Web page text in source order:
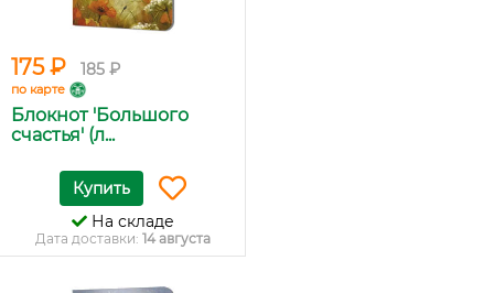
175 ₽ 185 ₽
по карте
Блокнот 'Большого
счастья' (л...
Купить
На складе
Дата доставки: 14 августа